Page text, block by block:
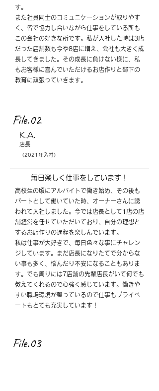
す。
また社員同士のコミュニケーションが取りやす
く、皆で協力し合いながら仕事をしている所も
この会社の好きな所です。私が入社した時は3店
だった店舗数も今や8店に増え、会社も大きく成
長してきました。 その成長に負けない様に、私
もお客様に喜んでいただけるお店作りと部下の
教育に頑張っていきます。
File.02
K.A.
店長
（2021年入社）
毎日楽しく仕事をしています！
​高校生の頃にアルバイトで働き始め、その後も
パートと して働いていた時、オーナーさんに誘
われて入社しました。 今では店長として1店の店
舗経営を任せていただいており、 自分の理想と
するお店作りの過程を楽しんでいます。
私は仕事が大好きで、毎日色々な事にチャレン
ジしています。まだ店長になりたてで分からな
い事も多く、 悩んだり不安になることもありま
す。でも周りには7店舗の先輩店長がいて何でも
教えてくれるので心強く 感じています。働きや
すい職場環境が整っているので仕事もプライベ
ートもとても充実しています！
File.03